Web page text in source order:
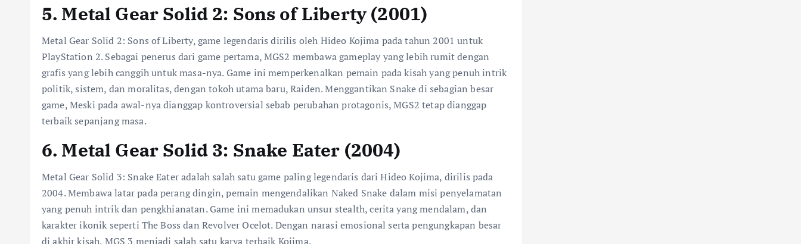
5. Metal Gear Solid 2: Sons of Liberty (2001)
Metal Gear Solid 2: Sons of Liberty, game legendaris dirilis oleh Hideo Kojima pada tahun 2001 untuk
PlayStation 2. Sebagai penerus dari game pertama, MGS2 membawa gameplay yang lebih rumit dengan
grafis yang lebih canggih untuk masa-nya. Game ini memperkenalkan pemain pada kisah yang penuh intrik
politik, sistem, dan moralitas, dengan tokoh utama baru, Raiden. Menggantikan Snake di sebagian besar
game, Meski pada awal-nya dianggap kontroversial sebab perubahan protagonis, MGS2 tetap dianggap
terbaik sepanjang masa.
6. Metal Gear Solid 3: Snake Eater (2004)
Metal Gear Solid 3: Snake Eater adalah salah satu game paling legendaris dari Hideo Kojima, dirilis pada
2004. Membawa latar pada perang dingin, pemain mengendalikan Naked Snake dalam misi penyelamatan
yang penuh intrik dan pengkhianatan. Game ini memadukan unsur stealth, cerita yang mendalam, dan
karakter ikonik seperti The Boss dan Revolver Ocelot. Dengan narasi emosional serta pengungkapan besar
di akhir kisah, MGS 3 menjadi salah satu karya terbaik Kojima.